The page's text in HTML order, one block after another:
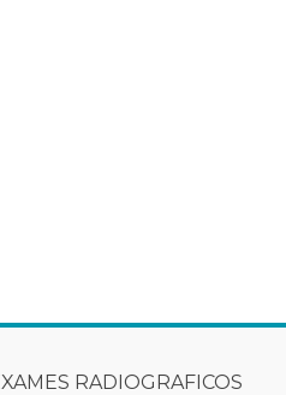
RADIOGRAFICOS